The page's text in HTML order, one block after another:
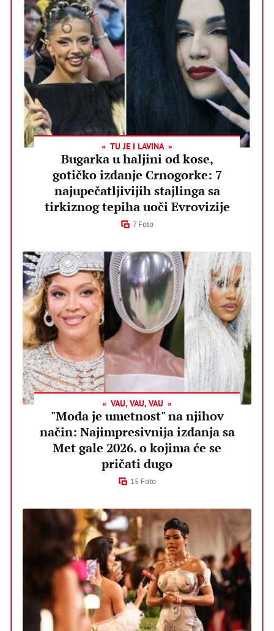
TU JE I LAVINA
Bugarka u haljini od kose,
gotičko izdanje Crnogorke: 7
najupečatljivijih stajlinga sa
tirkiznog tepiha uoči Evrovizije
7 Foto
VAU, VAU, VAU
"Moda je umetnost" na njihov
način: Najimpresivnija izdanja sa
Met gale 2026. o kojima će se
pričati dugo
15 Foto